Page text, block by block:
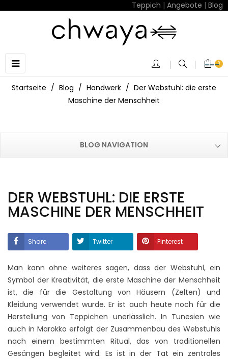
Teppich | Angebote | Blog
Umschalten
der
Navigation
☰ 0
Startseite Blog Handwerk
Der Webstuhl: die erste
Maschine der Menschheit
BLOG NAVIGATION
DER WEBSTUHL: DIE ERSTE
MASCHINE DER MENSCHHEIT
Share Twitter Pinterest
Man kann ohne weiteres sagen, dass der Webstuhl, ein
Symbol der Kreativität, die erste Maschine der Menschheit
ist, die für die Gestaltung von Häusern (Zelten) und
Kleidung verwendet wurde. Er ist auch heute noch für die
Herstellung von Teppichen unerlässlich. In Tunesien wie
auch in Marokko erfolgt der Zusammenbau des Webstuhls
nach einem bestimmten Ritual, das von traditionellen
Gesängen begleitet wird. Es ist in der Tat ein zentrales